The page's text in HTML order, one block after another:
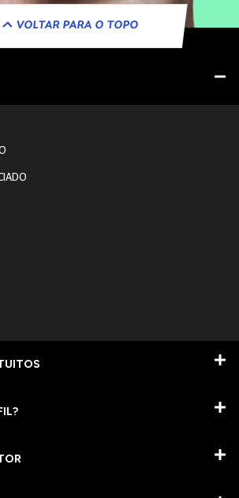
VOLTAR PARA O TOPO